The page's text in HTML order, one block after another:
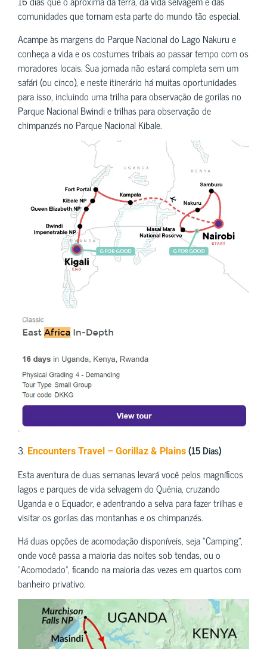
comunidades que tornam esta parte do mundo tão especial.
Acampe às margens do Parque Nacional do Lago Nakuru e
conheça a vida e os costumes tribais ao passar tempo com os
moradores locais. Sua jornada não estará completa sem um
safári (ou cinco), e neste itinerário há muitas oportunidades
para isso, incluindo uma trilha para observação de gorilas no
Parque Nacional Bwindi e trilhas para observação de
chimpanzés no Parque Nacional Kibale.
3. Encounters Travel – Gorillaz & Plains (15 Dias)
Esta aventura de duas semanas levará você pelos magníficos
lagos e parques de vida selvagem do Quênia, cruzando
Uganda e o Equador, e adentrando a selva para fazer trilhas e
visitar os gorilas das montanhas e os chimpanzés.
Há duas opções de acomodação disponíveis, seja “Camping”,
onde você passa a maioria das noites sob tendas, ou o
“Acomodado”, ficando na maioria das vezes em quartos com
banheiro privativo.